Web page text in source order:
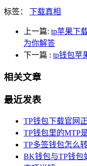
标签： 下载真相
上一篇: tp苹果下
为你解答
下一篇 : tp钱包苹
相关文章
最近发表
TP钱包下载官网
TP钱包里的MTP
TP多签钱包怎么
BK钱包与TP钱包